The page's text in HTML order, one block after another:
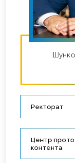
Ректорат
Центр
контента